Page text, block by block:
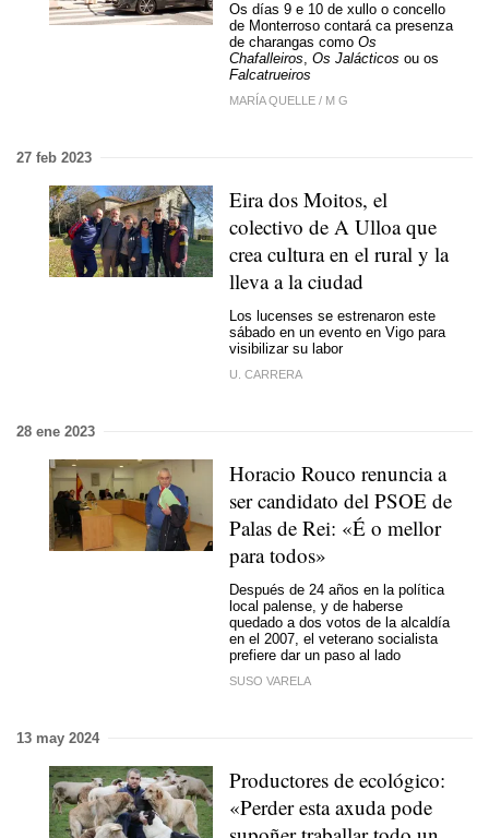
Os días 9 e 10 de xullo o concello
de Monterroso contará ca presenza
de charangas como Os
Chafalleiros, Os Jalácticos ou os
Falcatrueiros
MARÍA QUELLE / M G
27 feb 2023
Eira dos Moitos, el
colectivo de A Ulloa que
crea cultura en el rural y la
lleva a la ciudad
Los lucenses se estrenaron este
sábado en un evento en Vigo para
visibilizar su labor
U. CARRERA
28 ene 2023
Horacio Rouco renuncia a
ser candidato del PSOE de
Palas de Rei: «É o mellor
para todos»
Después de 24 años en la política
local palense, y de haberse
quedado a dos votos de la alcaldía
en el 2007, el veterano socialista
prefiere dar un paso al lado
SUSO VARELA
13 may 2024
Productores de ecológico:
«Perder esta axuda pode